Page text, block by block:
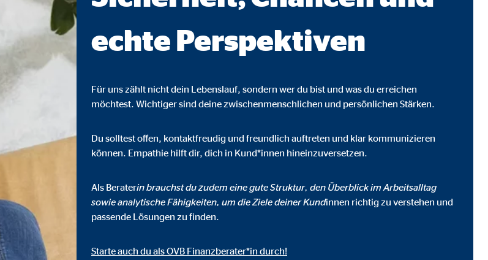
echte Perspektiven
Für uns zählt nicht dein Lebenslauf, sondern wer du bist und was du erreichen
möchtest. Wichtiger sind deine zwischenmenschlichen und persönlichen Stärken.
Du solltest offen, kontaktfreudig und freundlich auftreten und klar kommunizieren
können. Empathie hilft dir, dich in Kund*innen hineinzuversetzen.
Als Beraterin brauchst du zudem eine gute Struktur, den Überblick im Arbeitsalltag
sowie analytische Fähigkeiten, um die Ziele deiner Kundinnen richtig zu verstehen und
passende Lösungen zu finden.
Starte auch du als OVB Finanzberater*in durch!
uns zu verstehen, wie unsere Besucher unsere Website nutzen.
1, _gid
zur Website-Nutzung